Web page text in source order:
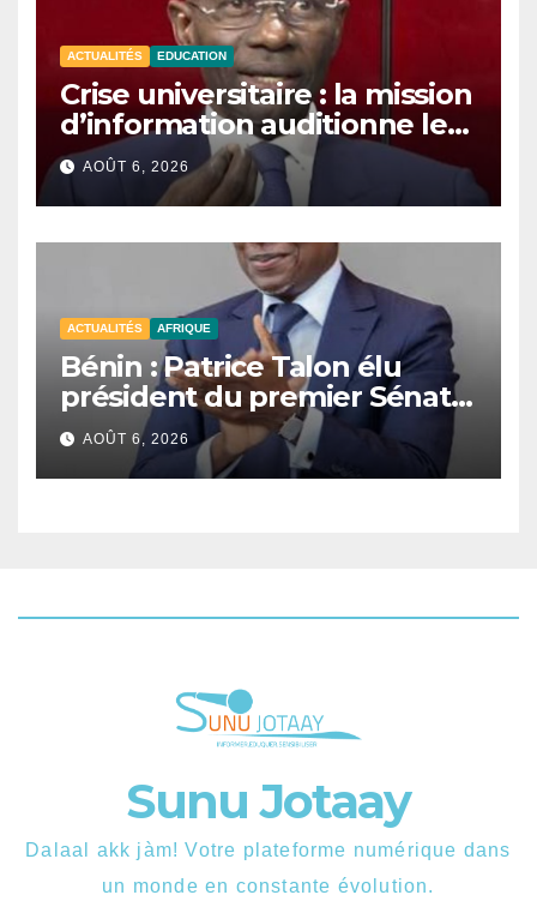
ACTUALITÉS EDUCATION
Crise universitaire : la mission
d’information auditionne le
ministre Boubacar Camara.
AOÛT 6, 2026
ACTUALITÉS AFRIQUE
Bénin : Patrice Talon élu
président du premier Sénat
de l’histoire du pays.
AOÛT 6, 2026
Sunu Jotaay
Dalaal akk jàm! Votre plateforme numérique dans
un monde en constante évolution.